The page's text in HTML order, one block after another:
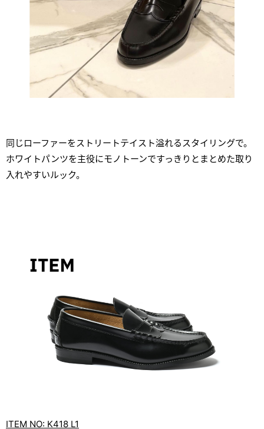
同じローファーをストリートテイスト溢れるスタイリングで。
ホワイトパンツを主役にモノトーンですっきりとまとめた取り
入れやすいルック。
ITEM NO: K418 L1